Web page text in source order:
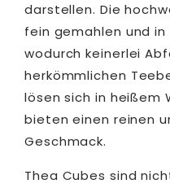
darstellen. Die
fein gemahlen und
wodurch keinerlei
herkömmlichen
lösen sich in heißem
bieten einen reinen
Geschmack.
Thea Cubes sind